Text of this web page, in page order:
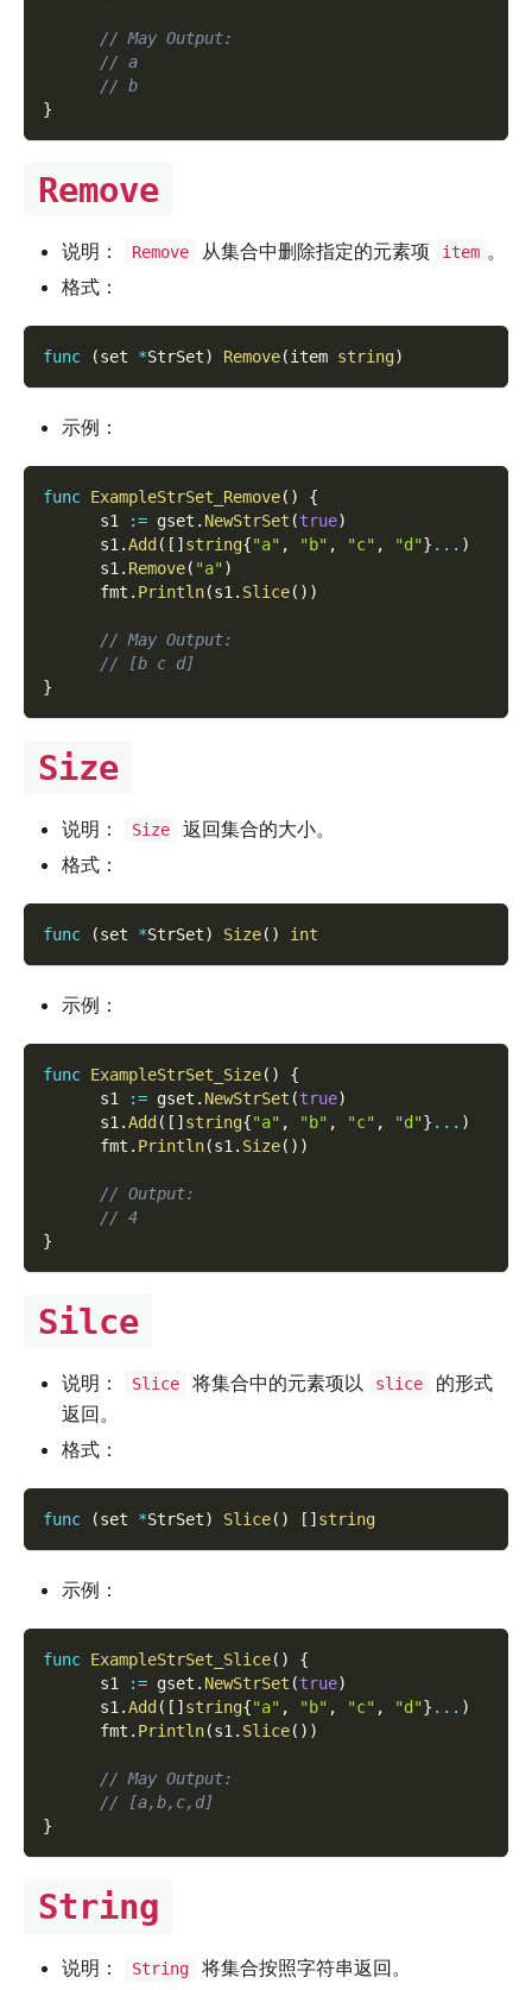
// May Output:
// a
// b
}
Remove
说明： Remove 从集合中删除指定的元素项 item 。
格式：
func (set *StrSet) Remove(item string)
示例：
func ExampleStrSet_Remove( )
{
      s1
:= gset . NewStrSet (true)
      s1
.Add ( [ ] string{"a" , "b" , "c" , "d"} ... )
      s1
. Remove( "a")
      fmt
. Println(s1 . Slice( ) )
// May Output:
// [b c d]
}
Size
说明： Size
返回集合的大小。
格式：
func (set *StrSet) Size( ) int
示例：
func ExampleStrSet_Size( )
{
      s1
:= gset . NewStrSet (true)
      s1
.Add ( [ ] string{"a" , "b" , "c" , "d"} ... )
      fmt
. Println(s1 . Size( ) )
// Output:
// 4
}
Silce
说明： Slice 将集合中的元素项以 slice
的形式
返回。
格式：
func (set *StrSet) Slice( ) [ ] string
示例：
func ExampleStrSet_Slice( )
{
      s1
:= gset . NewStrSet (true)
      s1
.Add ( [ ] string{"a" , "b" , "c" , "d"} ... )
      fmt
. Println(s1 . Slice( ) )
// May Output:
// [a,b,c,d]
}
String
说明： String 将集合按照字符串返回。